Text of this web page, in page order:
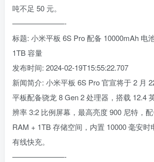
吨不足 50 元。
———————-
标题: 小米平板 6S Pro 配备 10000mAh 电
1TB 容量
发布时间: 2024-02-19T15:55:22.707
新闻简介: 小米平板 6S Pro 官宣将于 2 月
平板配备骁龙 8 Gen 2 处理器，搭载 12.4
辨率 3:2 比例屏幕，最高亮度 900 尼特，
RAM + 1TB 存储空间，内置 10000 毫安时
有线快充。
———————-